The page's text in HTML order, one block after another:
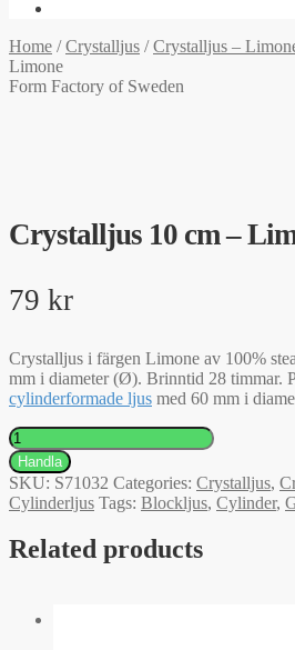
Home /Crystalljus /Crystalljus –
Limone
Form Factory of Sweden
Crystalljus 10 cm –
79 kr
Crystalljus i färgen Limone av 100%
mm i diameter (Ø). Brinntid 28 timmar.
cylinderformade ljus med 60 mm i
Crystalljus
10
cm
–
Limone
quantity
Handla
SKU: S71032 Categories: Crystalljus,
Cylinderljus Tags: Blockljus, Cylinder,
Related products